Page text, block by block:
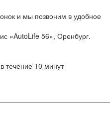
и мы позвоним в удобное
«AutoLife 56», Оренбург.
течение 10 минут